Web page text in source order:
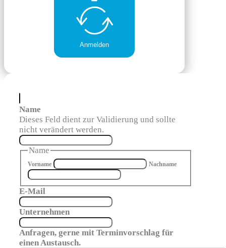
Anmelden
Name
Dieses Feld dient zur Validierung und sollte
nicht verändert werden.
Name
Vorname Nachname
E-Mail
Unternehmen
Anfragen, gerne mit Terminvorschlag für
einen Austausch.